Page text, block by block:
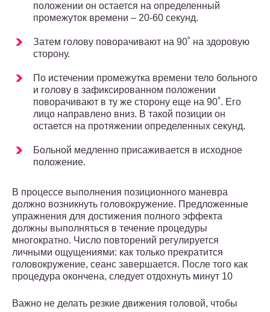
положении он остается на определенный
промежуток времени – 20-60 секунд.
Затем голову поворачивают на 90˚ на здоровую
сторону.
По истечении промежутка времени тело больного
и голову в зафиксированном положении
поворачивают в ту же сторону еще на 90˚. Его
лицо направлено вниз. В такой позиции он
остается на протяжении определенных секунд.
Больной медленно присаживается в исходное
положение.
В процессе выполнения позиционного маневра
должно возникнуть головокружение. Предложенные
упражнения для достижения полного эффекта
должны выполняться в течение процедуры
многократно. Число повторений регулируется
личными ощущениями: как только прекратится
головокружение, сеанс завершается. После того как
процедура окончена, следует отдохнуть минут 10
Важно не делать резкие движения головой, чтобы